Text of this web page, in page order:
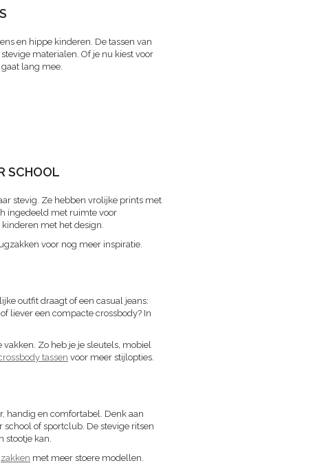
en hippe kinderen. De tassen van
materialen. Of je nu kiest voor
lang mee.
SCHOOL
stevig. Ze hebben vrolijke prints met
ingedeeld met ruimte voor
met het design.
voor nog meer inspiratie.
outfit draagt of een casual jeans:
liever een compacte crossbody? In
Zo heb je je sleutels, mobiel
tassen voor meer stijlopties.
handig en comfortabel. Denk aan
school of sportclub. De stevige ritsen
stootje kan.
met meer stoere modellen.